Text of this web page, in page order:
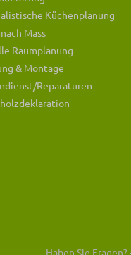
Küchenplanung
Mass
Raumplanung
& Montage
Reparaturen